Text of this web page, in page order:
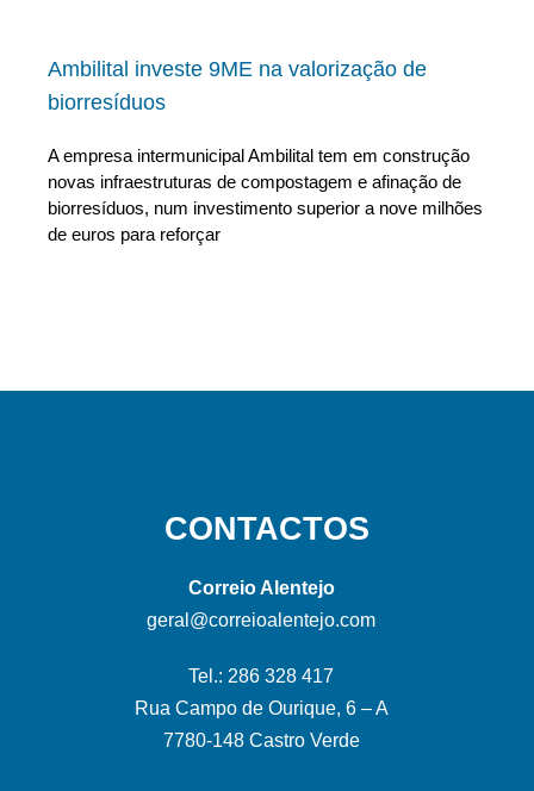
Ambilital investe 9ME na valorização de
biorresíduos
A empresa intermunicipal Ambilital tem em construção
novas infraestruturas de compostagem e afinação de
biorresíduos, num investimento superior a nove milhões
de euros para reforçar
CONTACTOS
Correio Alentejo
geral@correioalentejo.com
Tel.: 286 328 417
Rua Campo de Ourique, 6 – A
7780-148 Castro Verde